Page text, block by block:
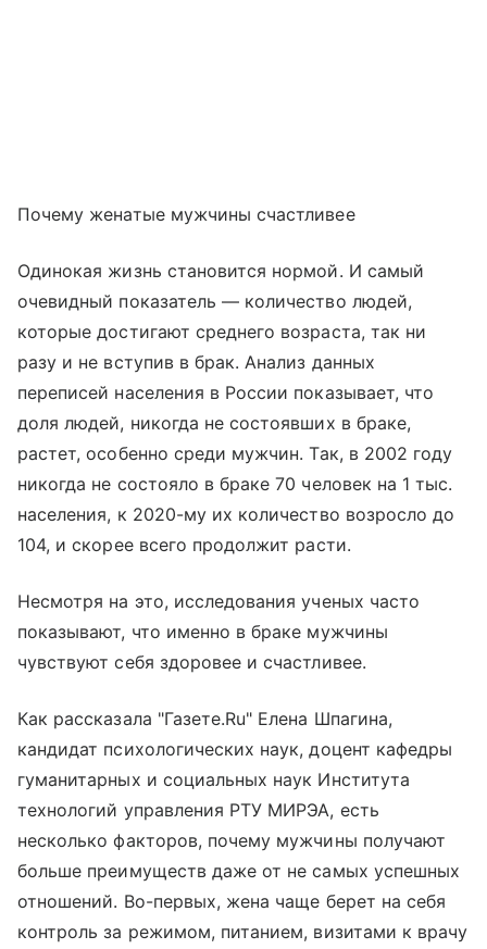
Почему женатые мужчины счастливее
Одинокая жизнь становится нормой. И самый
очевидный показатель — количество людей,
которые достигают среднего возраста, так ни
разу и не вступив в брак. Анализ данных
переписей населения в России показывает, что
доля людей, никогда не состоявших в браке,
растет, особенно среди мужчин. Так, в 2002 году
никогда не состояло в браке 70 человек на 1 тыс.
населения, к 2020-му их количество возросло до
104, и скорее всего продолжит расти.
Несмотря на это, исследования ученых часто
показывают, что именно в браке мужчины
чувствуют себя здоровее и счастливее.
Как рассказала "Газете.Ru" Елена Шпагина,
кандидат психологических наук, доцент кафедры
гуманитарных и социальных наук Института
технологий управления РТУ МИРЭА, есть
несколько факторов, почему мужчины получают
больше преимуществ даже от не самых успешных
отношений. Во-первых, жена чаще берет на себя
контроль за режимом, питанием, визитами к врачу